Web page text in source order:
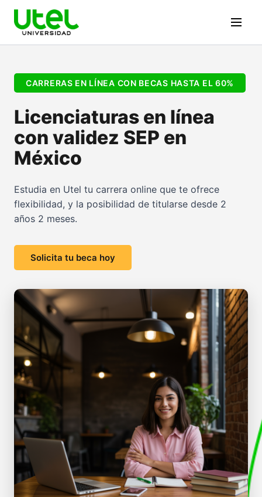
CARRERAS EN LÍNEA CON BECAS HASTA EL 60%
Licenciaturas en línea
con validez SEP en
México
Estudia en Utel tu carrera online que te ofrece
flexibilidad, y la posibilidad de titularse desde 2
años 2 meses.
Solicita tu beca hoy